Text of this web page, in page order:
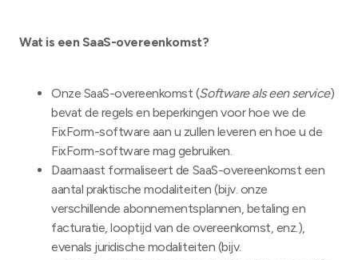
Wat is een SaaS-overeenkomst?
Onze SaaS-overeenkomst (Software als een service)
bevat de regels en beperkingen voor hoe we de
FixForm-software aan u zullen leveren en hoe u de
FixForm-software mag gebruiken.
Daarnaast formaliseert de SaaS-overeenkomst een
aantal praktische modaliteiten (bijv. onze
verschillende abonnementsplannen, betaling en
facturatie, looptijd van de overeenkomst, enz.),
evenals juridische modaliteiten (bijv.